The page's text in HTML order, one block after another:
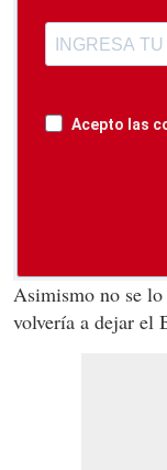
Acepto las
Asimismo no se lo
volvería a dejar el